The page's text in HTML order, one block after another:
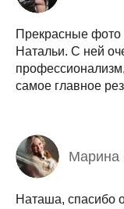
Прекрасные фото
Натальи. С ней
самое главное
Марина
Наташа, спасибо